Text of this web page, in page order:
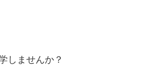
しませんか？